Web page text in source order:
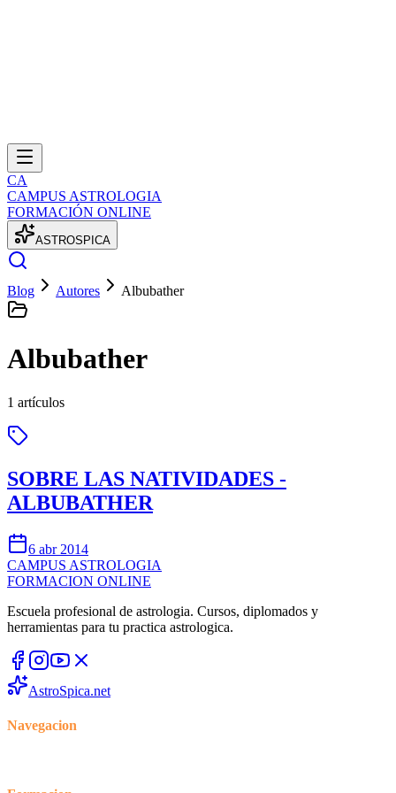
CA
CAMPUS ASTROLOGIA
FORMACIÓN ONLINE
ASTROS P CA
Blog Autores Albubather
Albubather
1 artículos
SOBRE LAS NATIVIDADES -
ALBUBATHER
6 abr 2014
CAMPUS ASTROLOGIA
FORMACION ONLINE
Escuela profesional de astrologia. Cursos, diplomados y
herramientas para tu practica astrologica.
AstroSpica.net
Navegacion